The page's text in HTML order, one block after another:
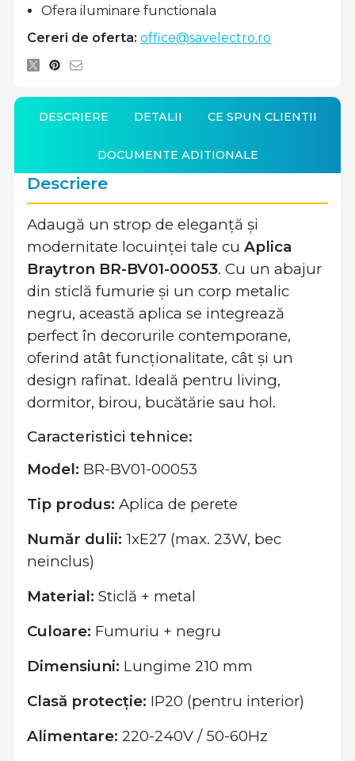
Ofera iluminare functionala
Cereri de oferta: office@savelectro.ro
DESCRIERE DETALII CE SPUN CLIENTII
DOCUMENTE ADITIONALE
Descriere
Adaugă un strop de eleganță și
modernitate locuinței tale cu Aplica
Braytron BR-BV01-00053. Cu un abajur
din sticlă fumurie și un corp metalic
negru, această aplica se integrează
perfect în decorurile contemporane,
oferind atât funcționalitate, cât și un
design rafinat. Ideală pentru living,
dormitor, birou, bucătărie sau hol.
Caracteristici tehnice:
Model: BR-BV01-00053
Tip produs: Aplica de perete
Număr dulii: 1xE27 (max. 23W, bec
neinclus)
Material: Sticlă + metal
Culoare: Fumuriu + negru
Dimensiuni: Lungime 210 mm
Clasă protecție: IP20 (pentru interior)
Alimentare: 220-240V / 50-60Hz